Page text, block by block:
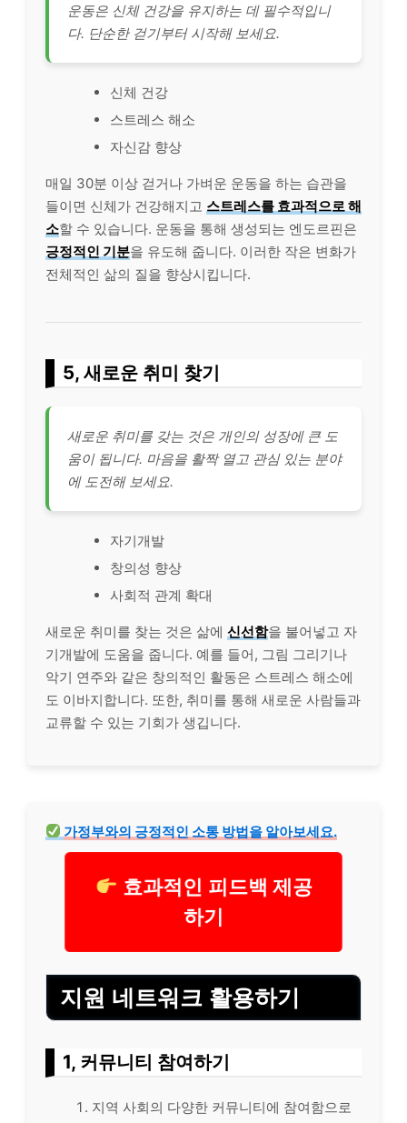
운동은 신체 건강을 유지하는 데 필수적입니
다. 단순한 걷기부터 시작해 보세요.
신체 건강
스트레스 해소
자신감 향상
매일 30분 이상 걷거나 가벼운 운동을 하는 습관을
들이면 신체가 건강해지고 스트레스를 효과적으로 해
소할 수 있습니다. 운동을 통해 생성되는 엔도르핀은
긍정적인 기분을 유도해 줍니다. 이러한 작은 변화가
전체적인 삶의 질을 향상시킵니다.
5, 새로운 취미 찾기
새로운 취미를 갖는 것은 개인의 성장에 큰 도
움이 됩니다. 마음을 활짝 열고 관심 있는 분야
에 도전해 보세요.
자기개발
창의성 향상
사회적 관계 확대
새로운 취미를 찾는 것은 삶에 신선함을 불어넣고 자
기개발에 도움을 줍니다. 예를 들어, 그림 그리기나
악기 연주와 같은 창의적인 활동은 스트레스 해소에
도 이바지합니다. 또한, 취미를 통해 새로운 사람들과
교류할 수 있는 기회가 생깁니다.
가정부와의 긍정적인 소통 방법을 알아보세요.
효과적인 피드백 제공
하기
지원 네트워크 활용하기
1, 커뮤니티 참여하기
지역 사회의 다양한 커뮤니티에 참여함으로